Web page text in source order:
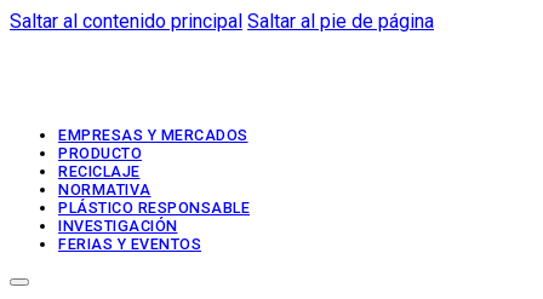
Saltar al contenido principal Saltar al pie de página
EMPRESAS Y MERCADOS
PRODUCTO
RECICLAJE
NORMATIVA
PLÁSTICO RESPONSABLE
INVESTIGACIÓN
FERIAS Y EVENTOS